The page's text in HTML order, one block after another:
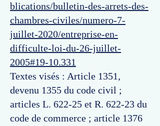
blications/bulletin-des-arrets-des-
chambres-civiles/numero-7-
juillet-2020/entreprise-en-
difficulte-loi-du-26-juillet-
2005#19-10.331
Textes visés : Article 1351,
devenu 1355 du code civil ;
articles L. 622-25 et R. 622-23 du
code de commerce ; article 1376